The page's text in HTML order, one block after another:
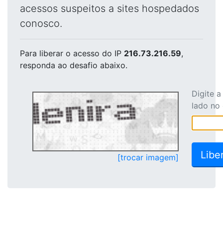
acessos suspeitos a sites hospedados
conosco.
Para liberar o acesso do IP 216.73.216.59,
responda ao desafio abaixo.
[trocar imagem]
Digite
lado no